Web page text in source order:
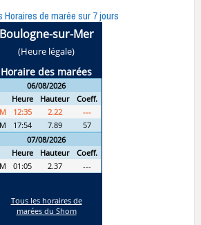
Horaires de marée sur 7 jours